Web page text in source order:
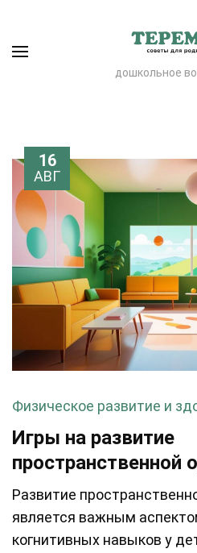
дошкольное
16
АВГ
Физическое развитие и
Игры на развитие
пространственной
Развитие
является важным
когнитивных навыков у